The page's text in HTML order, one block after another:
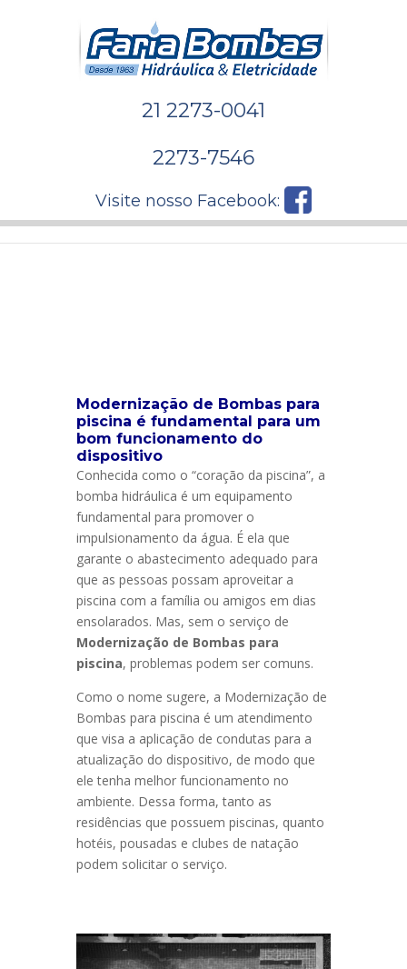
21 2273-0041
2273-7546
Visite nosso Facebook:
Modernização de Bombas para
piscina é fundamental para um
bom funcionamento do
dispositivo
Conhecida como o “coração da piscina”, a
bomba hidráulica é um equipamento
fundamental para promover o
impulsionamento da água. É ela que
garante o abastecimento adequado para
que as pessoas possam aproveitar a
piscina com a família ou amigos em dias
ensolarados. Mas, sem o serviço de
Modernização de Bombas para
piscina, problemas podem ser comuns.
Como o nome sugere, a Modernização de
Bombas para piscina é um atendimento
que visa a aplicação de condutas para a
atualização do dispositivo, de modo que
ele tenha melhor funcionamento no
ambiente. Dessa forma, tanto as
residências que possuem piscinas, quanto
hotéis, pousadas e clubes de natação
podem solicitar o serviço.